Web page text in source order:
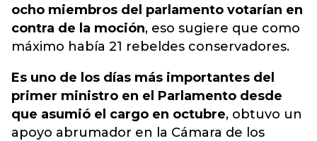
ocho miembros del parlamento votarían en
contra de la moción, eso sugiere que como
máximo había 21 rebeldes conservadores.
Es uno de los días más importantes del
primer ministro en el Parlamento desde
que asumió el cargo en octubre, obtuvo un
apoyo abrumador en la Cámara de los